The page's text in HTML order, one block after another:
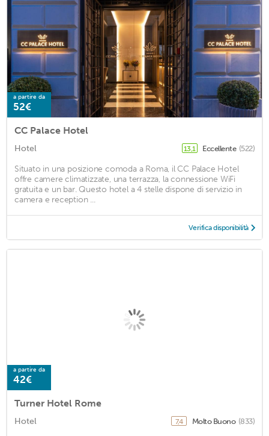
a partire da
52€
CC Palace Hotel
Hotel 13,1 Eccellente (522)
Situato in una posizione comoda a Roma, il CC Palace Hotel
offre camere climatizzate, una terrazza, la connessione WiFi
gratuita e un bar. Questo hotel a 4 stelle dispone di servizio in
camera e reception ...
Verifica disponibilità
a partire da
42€
Turner Hotel Rome
Hotel 7,4 Molto Buono (833)